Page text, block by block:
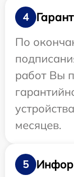
4
По
работ Вы
месяцев.
5